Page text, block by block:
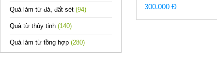
Quà làm từ đá, đất sét (94)
Quà từ thủy tinh (140)
Quà làm từ tồng hợp (280)
300.000 Đ